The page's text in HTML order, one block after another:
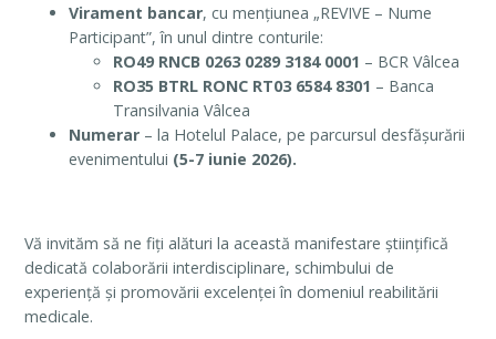
Virament bancar, cu mențiunea „REVIVE – Nume
Participant”, în unul dintre conturile:
RO49 RNCB 0263 0289 3184 0001 – BCR Vâlcea
RO35 BTRL RONC RT03 6584 8301 – Banca
Transilvania Vâlcea
Numerar – la Hotelul Palace, pe parcursul desfășurării
evenimentului (5-7 iunie 2026).
Vă invităm să ne fiți alături la această manifestare științifică
dedicată colaborării interdisciplinare, schimbului de
experiență și promovării excelenței în domeniul reabilitării
medicale.